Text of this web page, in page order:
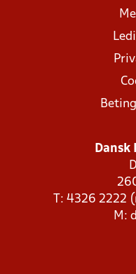
T: 4326 2222
M: